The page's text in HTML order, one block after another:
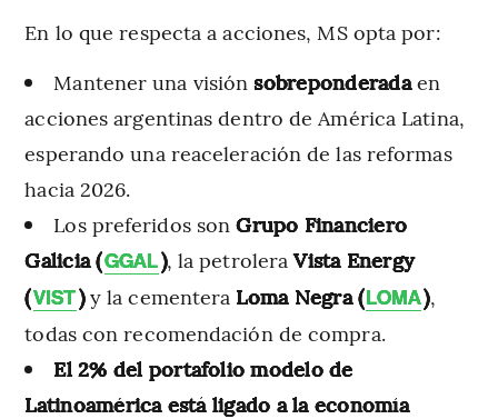
En lo que respecta a acciones, MS opta por:
Mantener una visiónsobreponderadaen
acciones argentinas dentro de América Latina,
esperando una reaceleración de las reformas
hacia 2026.
Los preferidos sonGrupo Financiero
Galicia (GGAL), la petroleraVista Energy
(VIST)y la cementera Loma Negra (LOMA),
todas con recomendación de compra.
El 2% del portafolio modelo de
Latinoamérica está ligado a la economía